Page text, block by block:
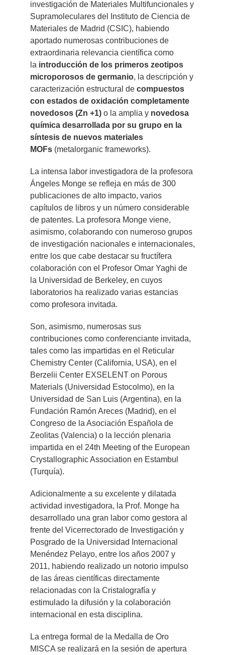
investigación de Materiales Multifuncionales y
Supramoleculares del Instituto de Ciencia de
Materiales de Madrid (CSIC), habiendo
aportado numerosas contribuciones de
extraordinaria relevancia científica como
la introducción de los primeros zeotipos
microporosos de germanio, la descripción y
caracterización estructural de compuestos
con estados de oxidación completamente
novedosos (Zn +1) o la amplia y novedosa
química desarrollada por su grupo en la
síntesis de nuevos materiales
MOFs (metalorganic frameworks).
La intensa labor investigadora de la profesora
Ángeles Monge se refleja en más de 300
publicaciones de alto impacto, varios
capítulos de libros y un número considerable
de patentes. La profesora Monge viene,
asimismo, colaborando con numeroso grupos
de investigación nacionales e internacionales,
entre los que cabe destacar su fructífera
colaboración con el Profesor Omar Yaghi de
la Universidad de Berkeley, en cuyos
laboratorios ha realizado varias estancias
como profesora invitada.
Son, asimismo, numerosas sus
contribuciones como conferenciante invitada,
tales como las impartidas en el Reticular
Chemistry Center (California, USA), en el
Berzelii Center EXSELENT on Porous
Materials (Universidad Estocolmo), en la
Universidad de San Luis (Argentina), en la
Fundación Ramón Areces (Madrid), en el
Congreso de la Asociación Española de
Zeolitas (Valencia) o la lección plenaria
impartida en el 24th Meeting of the European
Crystallographic Association en Estambul
(Turquía).
Adicionalmente a su excelente y dilatada
actividad investigadora, la Prof. Monge ha
desarrollado una gran labor como gestora al
frente del Vicerrectorado de Investigación y
Posgrado de la Universidad Internacional
Menéndez Pelayo, entre los años 2007 y
2011, habiendo realizado un notorio impulso
de las áreas científicas directamente
relacionadas con la Cristalografía y
estimulado la difusión y la colaboración
internacional en esta disciplina.
La entrega formal de la Medalla de Oro
MISCA se realizará en la sesión de apertura